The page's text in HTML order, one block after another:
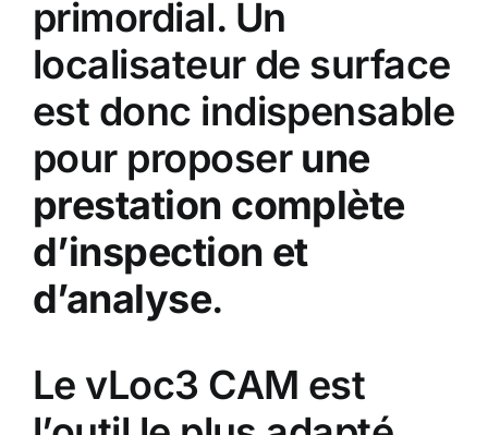
primordial. Un
localisateur de surface
est donc indispensable
pour proposer une
prestation complète
d’inspection et
d’analyse.
Le vLoc3 CAM est